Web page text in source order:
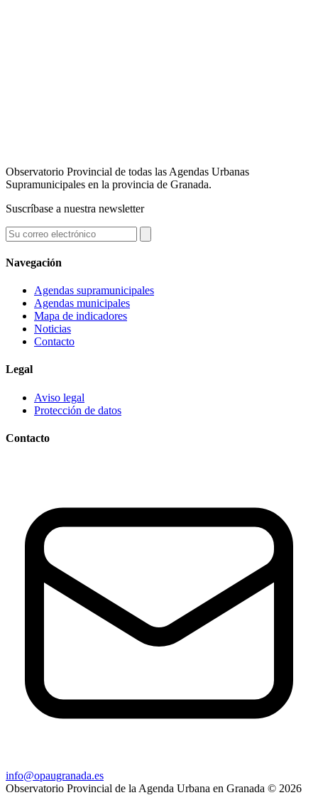
Observatorio Provincial de todas las Agendas Urbanas
Supramunicipales en la provincia de Granada.
Suscríbase a nuestra newsletter
Navegación
Agendas supramunicipales
Agendas municipales
Mapa de indicadores
Noticias
Contacto
Legal
Aviso legal
Protección de datos
Contacto
info@opaugranada.es
Observatorio Provincial de la Agenda Urbana en Granada © 2026